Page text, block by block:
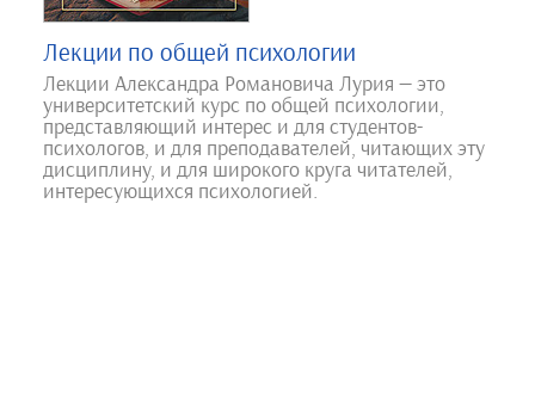
Лекции по общей психологии
Лекции Александра Романовича Лурия — это
университетский курс по общей психологии,
представляющий интерес и для студентов-
психологов, и для преподавателей, читающих эту
дисциплину, и для широкого круга читателей,
интересующихся психологией.